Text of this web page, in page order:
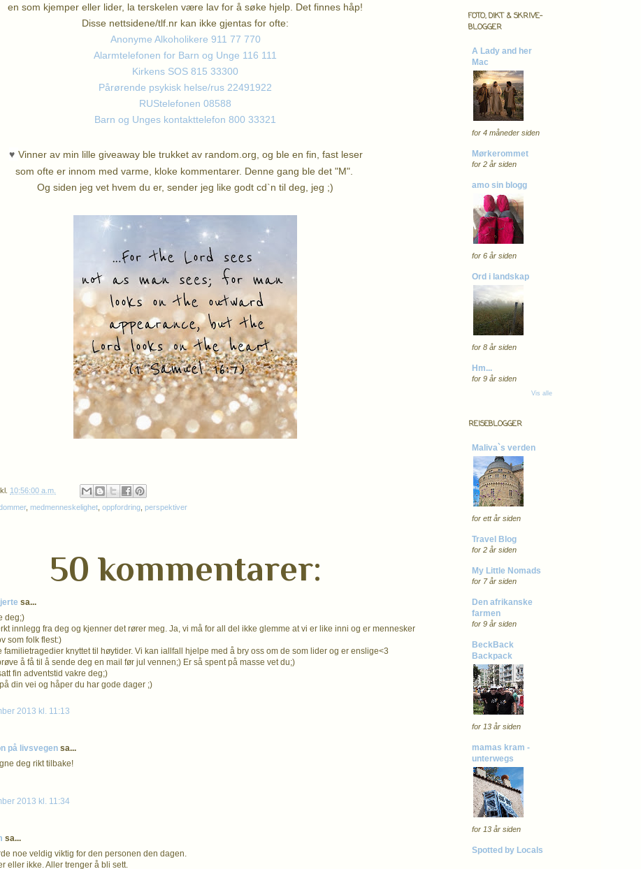
en som kjemper eller lider, la terskelen være lav for å søke hjelp. Det finnes håp!
Disse nettsidene/tlf.nr kan ikke gjentas for ofte:
Anonyme Alkoholikere 911 77 770
Alarmtelefonen for Barn og Unge 116 111
Kirkens SOS 815 33300
Pårørende psykisk helse/rus 22491922
RUStelefonen 08588
Barn og Unges kontakttelefon 800 33321
♥ Vinner av min lille giveaway ble trukket av random.org, og ble en fin, fast leser
som ofte er innom med varme, kloke kommentarer. Denne gang ble det "M".
Og siden jeg vet hvem du er, sender jeg like godt cd`n til deg, jeg ;)
kl. 10:56:00 a.m.
, medmenneskelighet oppfordring perspektiver
50 kommentarer:
sa...
deg;)
innlegg fra deg og kjenner det rører meg. Ja, vi må for all del ikke glemme at vi er like inni og er mennesker
som folk flest:)
familietragedier knyttet til høytider. Vi kan iallfall hjelpe med å bry oss om de som lider og er enslige<3
å få til å sende deg en mail før jul vennen;) Er så spent på masse vet du;)
fin adventstid vakre deg;)
din vei og håper du har gode dager ;)
2013 kl. 11:13
på livsvegen sa...
deg rikt tilbake!
2013 kl. 11:34
sa...
noe veldig viktig for den personen den dagen.
eller ikke. Aller trenger å bli sett.
FOTO, DIKT & SKRIVE-
BLOGGER
A Lady and her
Mac
for 4 måneder siden
Mørkerommet
for 2 år siden
amo sin blogg
for 6 år siden
Ord i landskap
for 8 år siden
Hm...
for 9 år siden
Vis alle
REISEBLOGGER
Maliva`s verden
for ett år siden
Travel Blog
for 2 år siden
My Little Nomads
for 7 år siden
Den afrikanske
farmen
for 9 år siden
BeckBack
Backpack
for 13 år siden
mamas kram -
unterwegs
for 13 år siden
Spotted by Locals